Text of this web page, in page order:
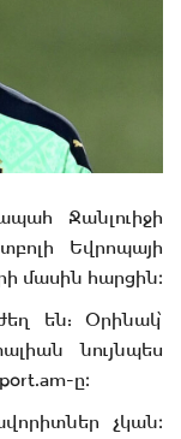
Ջանլուիջի
Եվրոպայի
մասին հարցին։
են: Օրինակ՝
նույնպես
ը։
չկան։